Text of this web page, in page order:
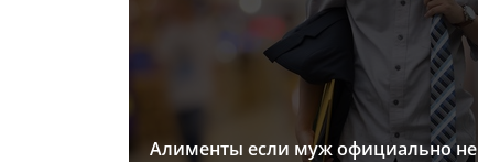
Алименты если муж официально не